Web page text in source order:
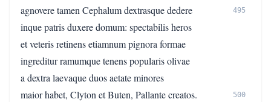
agnovere tamen Cephalum dextrasque dedere
495
inque patris duxere domum: spectabilis heros
et veteris retinens etiamnum pignora formae
ingreditur ramumque tenens popularis olivae
a dextra laevaque duos aetate minores
maior habet, Clyton et Buten, Pallante creatos.
500